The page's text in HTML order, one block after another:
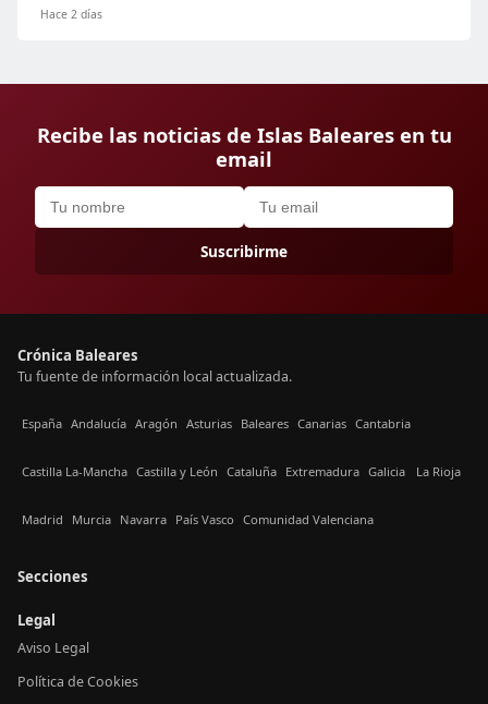
Hace 2 días
Recibe las noticias de Islas Baleares en tu
email
Suscribirme
Crónica Baleares
Tu fuente de información local actualizada.
España Andalucía Aragón Asturias Baleares Canarias Cantabria
Castilla La-Mancha Castilla y León Cataluña Extremadura Galicia La Rioja
Madrid Murcia Navarra País Vasco Comunidad Valenciana
Secciones
Legal
Aviso Legal
Política de Cookies